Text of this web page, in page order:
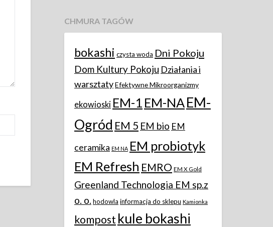
CHMURA TAGÓW
bokashi czysta woda Dni Pokoju
Dom Kultury Pokoju Działania i
warsztatyEfektywne Mikroorganizmy
ekowioski EM-1 EM-NAEM-
Ogród EM 5 EM bio EM
ceramika EM NA EM probiotyk
EM Refresh EMRO EM X Gold
Greenland Technologia EM sp.z
o. o.hodowla informacja do sklepu Kamionka
kompost kule bokashi